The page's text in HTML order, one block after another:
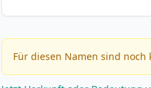
Für diesen Namen sind